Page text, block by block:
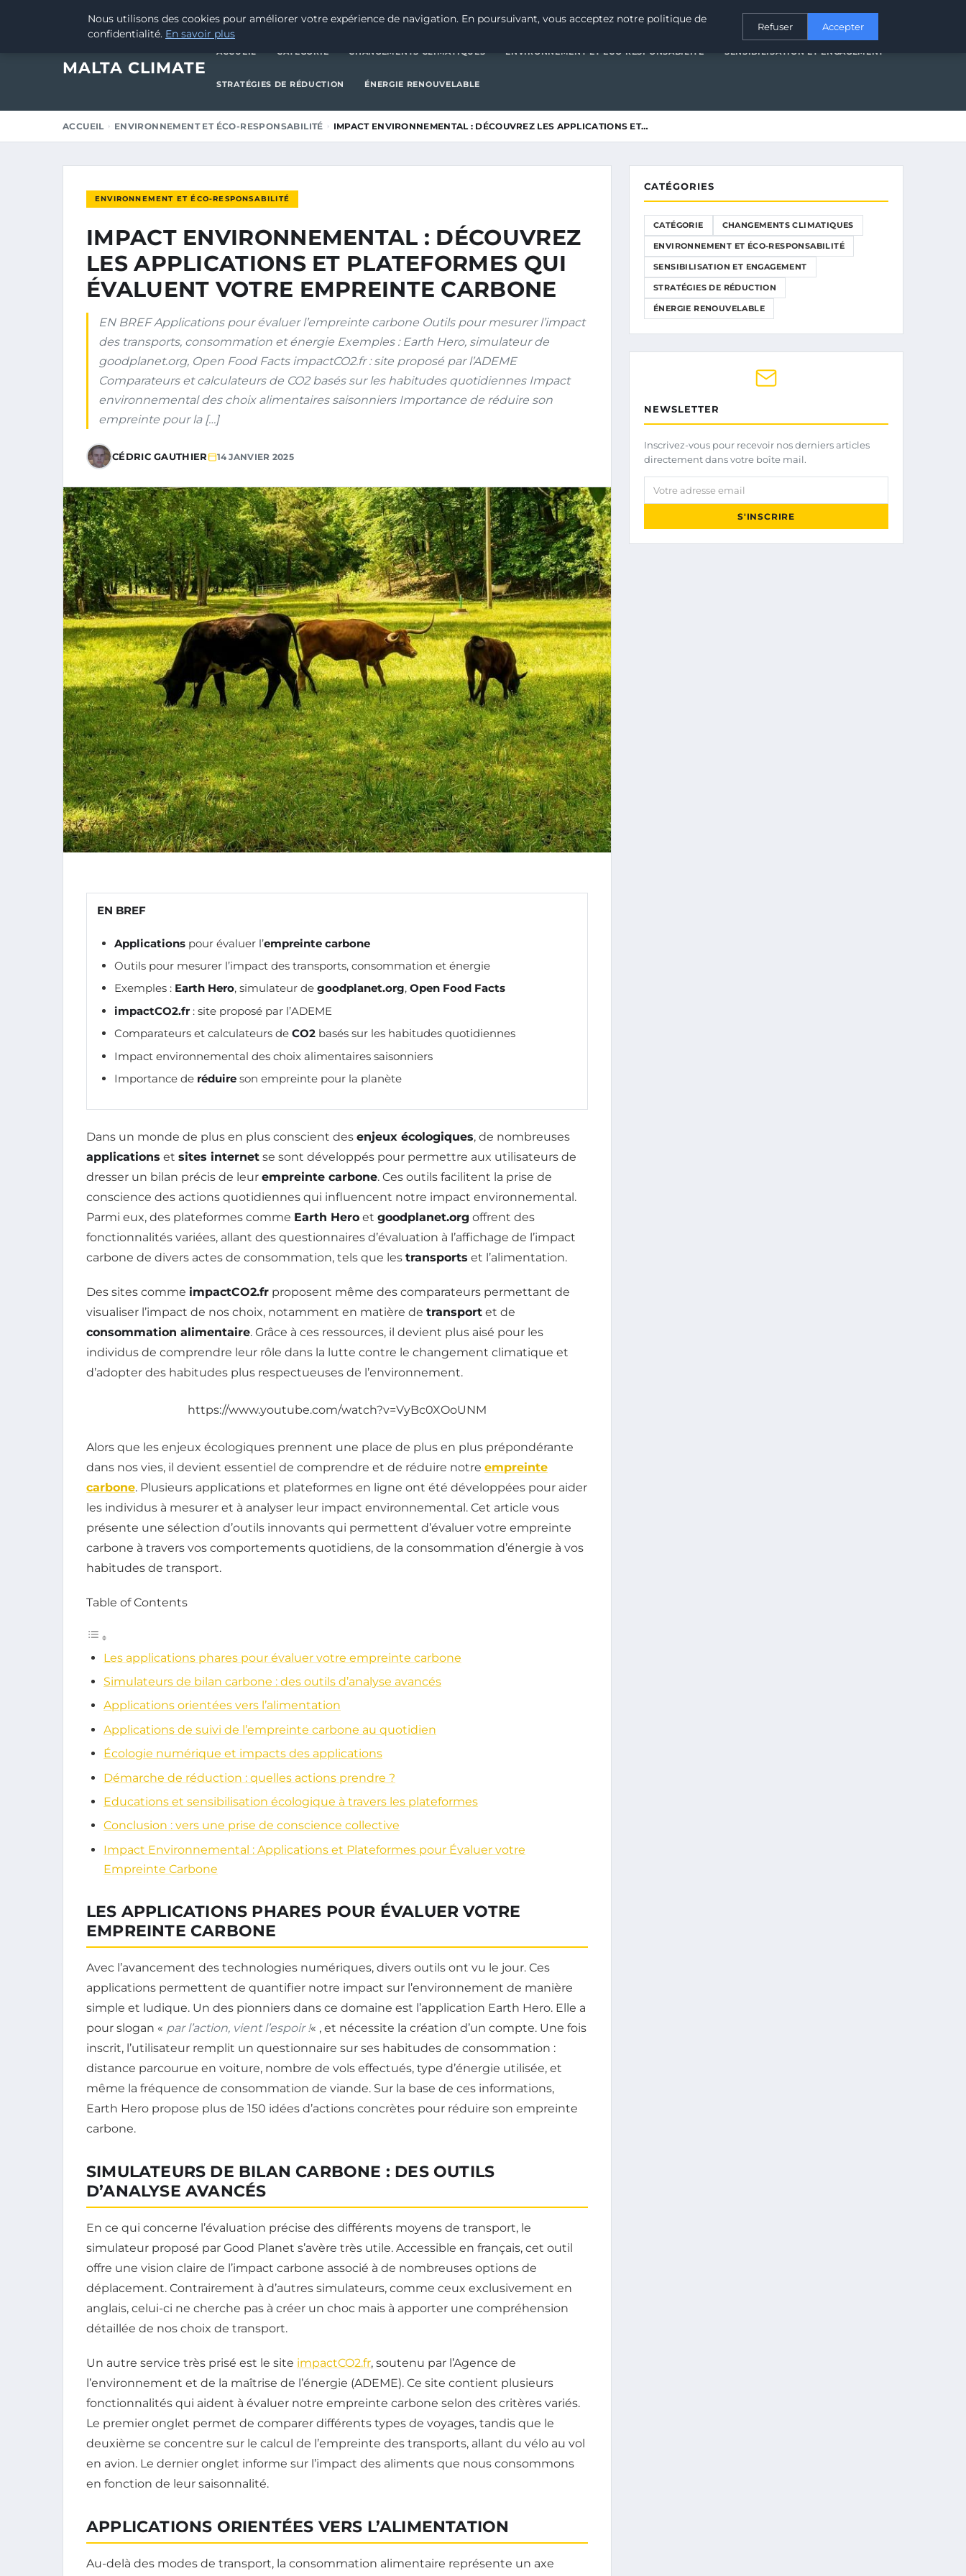
14 JANVIER 2025 CATÉGORIE CHANGEMENTS CLIMATIQUES ENVIRONNEMENT ET ÉCO-RESPONSABILITÉSENSIBILISATION ET ENGAGEMENT
MALTA CLIMATE
ACCUEIL CATÉGORIE CHANGEMENTS CLIMATIQUES ENVIRONNEMENT ET ÉCO-RESPONSABILITÉ SENSIBILISATION ET ENGAGEMENT
STRATÉGIES DE RÉDUCTION ÉNERGIE RENOUVELABLE
ACCUEIL ENVIRONNEMENT ET ÉCO-RESPONSABILITÉ IMPACT ENVIRONNEMENTAL : DÉCOUVREZ LES APPLICATIONS ET…
ENVIRONNEMENT ET ÉCO-RESPONSABILITÉ
IMPACT ENVIRONNEMENTAL : DÉCOUVREZ
LES APPLICATIONS ET PLATEFORMES QUI
ÉVALUENT VOTRE EMPREINTE CARBONE
EN BREF Applications pour évaluer l’empreinte carbone Outils pour mesurer l’impact
des transports, consommation et énergie Exemples : Earth Hero, simulateur de
goodplanet.org, Open Food Facts impactCO2.fr : site proposé par l’ADEME
Comparateurs et calculateurs de CO2 basés sur les habitudes quotidiennes Impact
environnemental des choix alimentaires saisonniers Importance de réduire son
empreinte pour la […]
CÉDRIC GAUTHIER 14 JANVIER 2025
EN BREF
Applications pour évaluer l’empreinte carbone
Outils pour mesurer l’impact des transports, consommation et énergie
Exemples : Earth Hero, simulateur de goodplanet.org, Open Food Facts
impactCO2.fr : site proposé par l’ADEME
Comparateurs et calculateurs de CO2 basés sur les habitudes quotidiennes
Impact environnemental des choix alimentaires saisonniers
Importance de réduire son empreinte pour la planète
Dans un monde de plus en plus conscient des enjeux écologiques, de nombreuses
applications et sites internet se sont développés pour permettre aux utilisateurs de
dresser un bilan précis de leur empreinte carbone. Ces outils facilitent la prise de
conscience des actions quotidiennes qui influencent notre impact environnemental.
Parmi eux, des plateformes comme Earth Hero et goodplanet.org offrent des
fonctionnalités variées, allant des questionnaires d’évaluation à l’affichage de l’impact
carbone de divers actes de consommation, tels que les transports et l’alimentation.
Des sites comme impactCO2.fr proposent même des comparateurs permettant de
visualiser l’impact de nos choix, notamment en matière de transport et de
consommation alimentaire. Grâce à ces ressources, il devient plus aisé pour les
individus de comprendre leur rôle dans la lutte contre le changement climatique et
d’adopter des habitudes plus respectueuses de l’environnement.
https://www.youtube.com/watch?v=VyBc0XOoUNM
Alors que les enjeux écologiques prennent une place de plus en plus prépondérante
dans nos vies, il devient essentiel de comprendre et de réduire notre empreinte
carbone. Plusieurs applications et plateformes en ligne ont été développées pour aider
les individus à mesurer et à analyser leur impact environnemental. Cet article vous
présente une sélection d’outils innovants qui permettent d’évaluer votre empreinte
carbone à travers vos comportements quotidiens, de la consommation d’énergie à vos
habitudes de transport.
Table of Contents
Les applications phares pour évaluer votre empreinte carbone
Simulateurs de bilan carbone : des outils d’analyse avancés
Applications orientées vers l’alimentation
Applications de suivi de l’empreinte carbone au quotidien
Écologie numérique et impacts des applications
Démarche de réduction : quelles actions prendre ?
Educations et sensibilisation écologique à travers les plateformes
Conclusion : vers une prise de conscience collective
Impact Environnemental : Applications et Plateformes pour Évaluer votre
Empreinte Carbone
LES APPLICATIONS PHARES POUR ÉVALUER VOTRE
EMPREINTE CARBONE
Avec l’avancement des technologies numériques, divers outils ont vu le jour. Ces
applications permettent de quantifier notre impact sur l’environnement de manière
simple et ludique. Un des pionniers dans ce domaine est l’application Earth Hero. Elle a
pour slogan « par l’action, vient l’espoir !« , et nécessite la création d’un compte. Une fois
inscrit, l’utilisateur remplit un questionnaire sur ses habitudes de consommation :
distance parcourue en voiture, nombre de vols effectués, type d’énergie utilisée, et
même la fréquence de consommation de viande. Sur la base de ces informations,
Earth Hero propose plus de 150 idées d’actions concrètes pour réduire son empreinte
carbone.
SIMULATEURS DE BILAN CARBONE : DES OUTILS
D’ANALYSE AVANCÉS
En ce qui concerne l’évaluation précise des différents moyens de transport, le
simulateur proposé par Good Planet s’avère très utile. Accessible en français, cet outil
offre une vision claire de l’impact carbone associé à de nombreuses options de
déplacement. Contrairement à d’autres simulateurs, comme ceux exclusivement en
anglais, celui-ci ne cherche pas à créer un choc mais à apporter une compréhension
détaillée de nos choix de transport.
Un autre service très prisé est le site impactCO2.fr, soutenu par l’Agence de
l’environnement et de la maîtrise de l’énergie (ADEME). Ce site contient plusieurs
fonctionnalités qui aident à évaluer notre empreinte carbone selon des critères variés.
Le premier onglet permet de comparer différents types de voyages, tandis que le
deuxième se concentre sur le calcul de l’empreinte des transports, allant du vélo au vol
en avion. Le dernier onglet informe sur l’impact des aliments que nous consommons
en fonction de leur saisonnalité.
APPLICATIONS ORIENTÉES VERS L’ALIMENTATION
Au-delà des modes de transport, la consommation alimentaire représente un axe
CATÉGORIES
CATÉGORIE CHANGEMENTS CLIMATIQUES
ENVIRONNEMENT ET ÉCO-RESPONSABILITÉ
SENSIBILISATION ET ENGAGEMENT
STRATÉGIES DE RÉDUCTION
ÉNERGIE RENOUVELABLE
NEWSLETTER
Inscrivez-vous pour recevoir nos derniers articles
directement dans votre boîte mail.
Votre adresse email
S'INSCRIRE
Nous utilisons des cookies pour améliorer votre expérience de navigation. En poursuivant, vous acceptez notre politique de
confidentialité. En savoir plus
Refuser Accepter